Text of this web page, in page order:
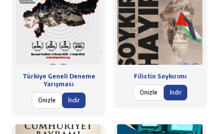
Türkiye Geneli Deneme
Yarışması
Önizle İndir
Filistin Soykırımı
Önizle İndir